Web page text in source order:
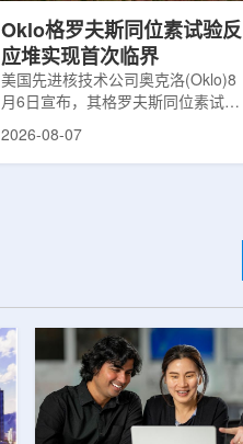
Oklo格罗夫斯同位素试验反
应堆实现首次临界
美国先进核技术公司奥克洛(Oklo)8
月6日宣布，其格罗夫斯同位素试验
反应堆已在低功率状态下实现可控自
工程建设、组件制造或采购、燃料配
置及...
2026-08-07